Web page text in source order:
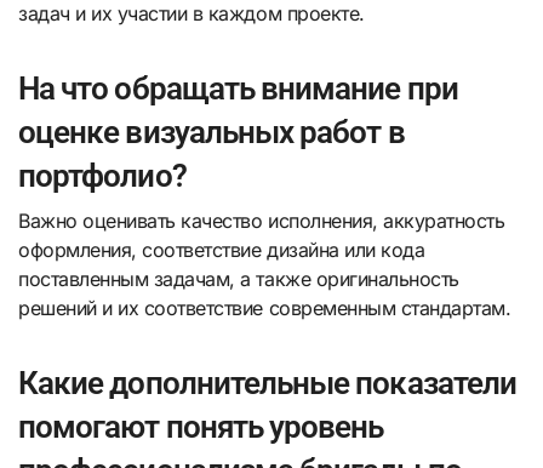
задач и их участии в каждом проекте.
На что обращать внимание при
оценке визуальных работ в
портфолио?
Важно оценивать качество исполнения, аккуратность
оформления, соответствие дизайна или кода
поставленным задачам, а также оригинальность
решений и их соответствие современным стандартам.
Какие дополнительные показатели
помогают понять уровень